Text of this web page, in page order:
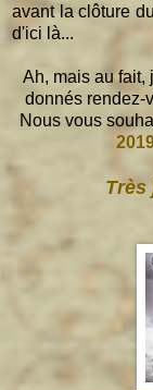
avant la clôture
d'ici là...
Ah, mais au fait,
donnés rendez-
Nous vous
Très